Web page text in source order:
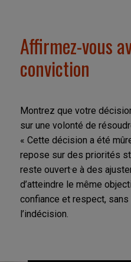
Affirmez-vous
conviction
Montrez que votre
sur une volonté de
« Cette décision a été
repose sur des priorités
reste ouvert·e à des
d’atteindre le même
confiance et respect,
l’indécision.